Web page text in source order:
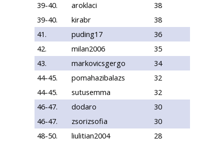
39-40.
aroklaci
38
39-40.
kirabr
38
41.
puding17
36
42.
milan2006
35
43.
markovicsgergo
34
44-45.
pomahazibalazs
32
44-45.
sutusemma
32
46-47.
dodaro
30
46-47.
zsorizsofia
30
48-50.
liulitian2004
28